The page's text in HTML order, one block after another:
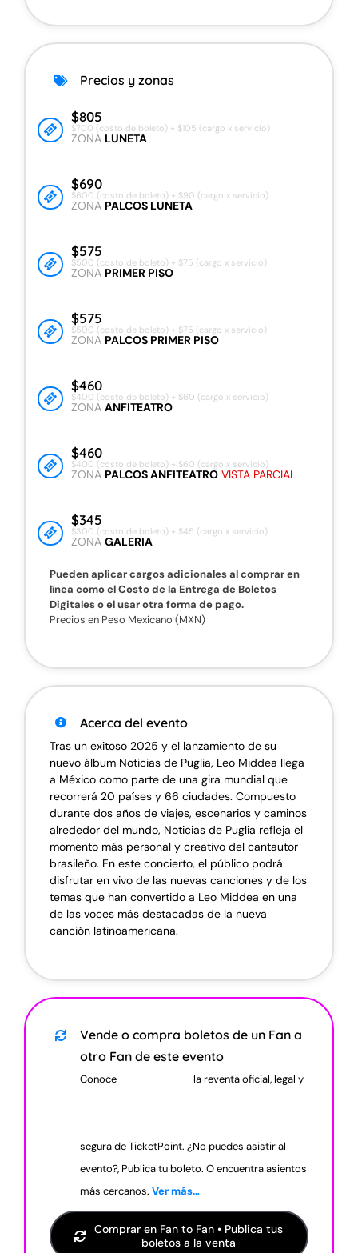
Compra boletos en Fan to Fan
Vende tus boletos con Fan to Fan
Precios y zonas
$805
$700 (costo de boleto) + $105 (cargo x servicio)
ZONA LUNETA
$690
$600 (costo de boleto) + $90 (cargo x servicio)
ZONA PALCOS LUNETA
$575
$500 (costo de boleto) + $75 (cargo x servicio)
ZONA PRIMER PISO
$575
$500 (costo de boleto) + $75 (cargo x servicio)
ZONA PALCOS PRIMER PISO
$460
$400 (costo de boleto) + $60 (cargo x servicio)
ZONA ANFITEATRO
$460
$400 (costo de boleto) + $60 (cargo x servicio)
ZONA PALCOS ANFITEATRO VISTA PARCIAL
$345
$300 (costo de boleto) + $45 (cargo x servicio)
ZONA GALERIA
Pueden aplicar cargos adicionales al comprar en
línea como el Costo de la Entrega de Boletos
Digitales o el usar otra forma de pago.
Precios en Peso Mexicano (MXN)
Acerca del evento
Tras un exitoso 2025 y el lanzamiento de su
nuevo álbum Noticias de Puglia, Leo Middea llega
a México como parte de una gira mundial que
recorrerá 20 países y 66 ciudades. Compuesto
durante dos años de viajes, escenarios y caminos
alrededor del mundo, Noticias de Puglia refleja el
momento más personal y creativo del cantautor
brasileño. En este concierto, el público podrá
disfrutar en vivo de las nuevas canciones y de los
temas que han convertido a Leo Middea en una
de las voces más destacadas de la nueva
canción latinoamericana.
Vende o compra boletos de un Fan a
otro Fan de este evento
Conoce la reventa oficial, legal y
segura de TicketPoint. ¿No puedes asistir al
evento?, Publica tu boleto. O encuentra asientos
más cercanos.Ver más…
Comprar en Fan to Fan • Publica tus
boletos a la venta